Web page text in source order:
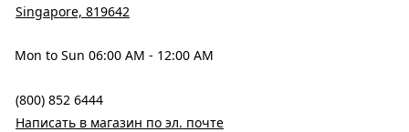
Singapore, 819642
Mon to Sun 06:00 AM - 12:00 AM
(800) 852 6444
Написать в магазин по эл. почте